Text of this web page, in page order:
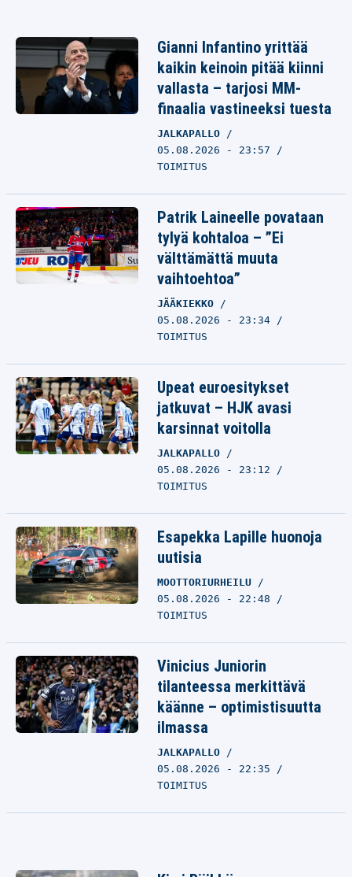
Gianni Infantino yrittää
kaikin keinoin pitää kiinni
vallasta – tarjosi MM-
finaalia vastineeksi tuesta
JALKAPALLO
05.08.2026 - 23:57
TOIMITUS
Patrik Laineelle povataan
tylyä kohtaloa – ”Ei
välttämättä muuta
vaihtoehtoa”
JÄÄKIEKKO
05.08.2026 - 23:34
TOIMITUS
Upeat euroesitykset
jatkuvat – HJK avasi
karsinnat voitolla
JALKAPALLO
05.08.2026 - 23:12
TOIMITUS
Esapekka Lapille huonoja
uutisia
MOOTTORIURHEILU
05.08.2026 - 22:48
TOIMITUS
Vinicius Juniorin
tilanteessa merkittävä
käänne – optimistisuutta
ilmassa
JALKAPALLO
05.08.2026 - 22:35
TOIMITUS